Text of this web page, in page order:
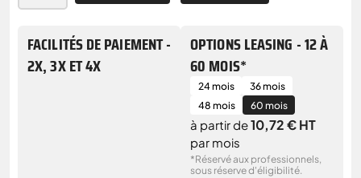
FACILITÉS DE PAIEMENT -
2X, 3X ET 4X
OPTIONS LEASING - 12 À
60 MOIS*
24 mois
36 mois
48 mois
60 mois
à partir de10,72 € HT
par mois
*Réservé aux professionnels,
sous réserve d'éligibilité.